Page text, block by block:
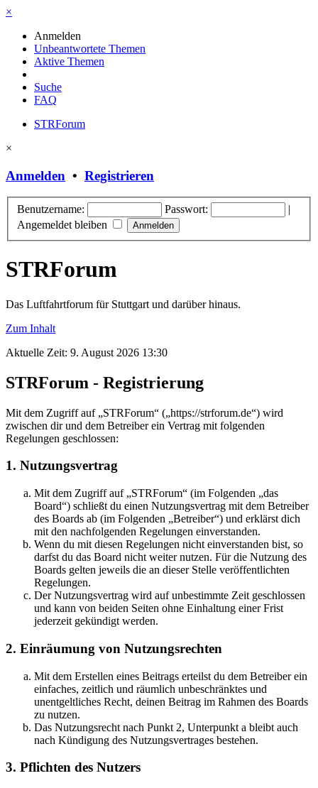
×
Anmelden
Unbeantwortete Themen
Aktive Themen
Suche
FAQ
STRForum
×
Anmelden • Registrieren
Benutzername: Passwort:
|
Angemeldet bleiben
STRForum
Das Luftfahrtforum für Stuttgart und darüber hinaus.
Zum Inhalt
Aktuelle Zeit: 9. August 2026 13:30
STRForum - Registrierung
Mit dem Zugriff auf „STRForum“ („https://strforum.de“) wird
zwischen dir und dem Betreiber ein Vertrag mit folgenden
Regelungen geschlossen:
1. Nutzungsvertrag
Mit dem Zugriff auf „STRForum“ (im Folgenden „das
Board“) schließt du einen Nutzungsvertrag mit dem Betreiber
des Boards ab (im Folgenden „Betreiber“) und erklärst dich
mit den nachfolgenden Regelungen einverstanden.
Wenn du mit diesen Regelungen nicht einverstanden bist, so
darfst du das Board nicht weiter nutzen. Für die Nutzung des
Boards gelten jeweils die an dieser Stelle veröffentlichten
Regelungen.
Der Nutzungsvertrag wird auf unbestimmte Zeit geschlossen
und kann von beiden Seiten ohne Einhaltung einer Frist
jederzeit gekündigt werden.
2. Einräumung von Nutzungsrechten
Mit dem Erstellen eines Beitrags erteilst du dem Betreiber ein
einfaches, zeitlich und räumlich unbeschränktes und
unentgeltliches Recht, deinen Beitrag im Rahmen des Boards
zu nutzen.
Das Nutzungsrecht nach Punkt 2, Unterpunkt a bleibt auch
nach Kündigung des Nutzungsvertrages bestehen.
3. Pflichten des Nutzers